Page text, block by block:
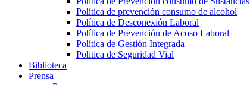
Política de prevención consumo de alcohol
Política de Desconexión Laboral
Política de Prevención de Acoso Laboral
Política de Gestión Integrada
Política de Seguridad Vial
Biblioteca
Prensa